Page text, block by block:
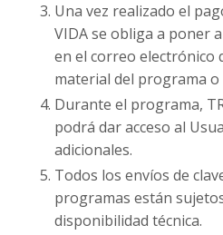
Una vez realizado el
VIDA se obliga a poner
en el correo electrónico
material del programa o
Durante el programa,
podrá dar acceso al
adicionales.
Todos los envíos de
programas están
disponibilidad técnica.